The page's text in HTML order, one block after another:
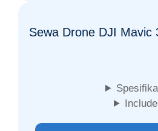
Sewa Drone DJI Mavic
Include